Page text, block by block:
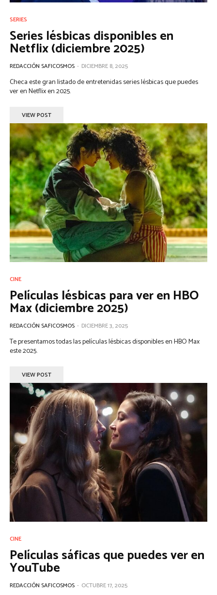
SERIES
Series lésbicas disponibles en
Netflix (diciembre 2025)
REDACCIÓN SAFICOSMOS - DICIEMBRE 8, 2025
Checa este gran listado de entretenidas series lésbicas que puedes
ver en Netflix en 2025.
VIEW POST
CINE
Películas lésbicas para ver en HBO
Max (diciembre 2025)
REDACCIÓN SAFICOSMOS - DICIEMBRE 3, 2025
Te presentamos todas las películas lésbicas disponibles en HBO Max
este 2025.
VIEW POST
CINE
Películas sáficas que puedes ver en
YouTube
REDACCIÓN SAFICOSMOS - OCTUBRE 17, 2025